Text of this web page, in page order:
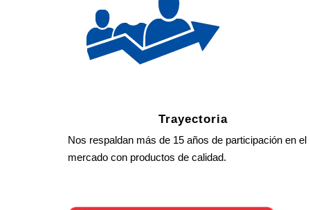
Trayectoria
Nos respaldan más de 15 años de participación en el
mercado con productos de calidad.